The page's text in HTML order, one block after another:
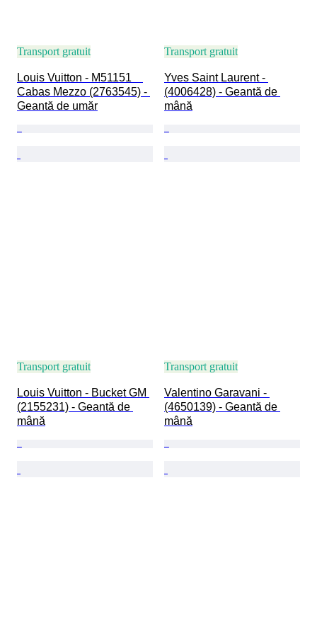
Transport gratuit
Louis Vuitton - M51151
Cabas Mezzo (2763545) -
Geantă de umăr
Transport gratuit
Yves Saint Laurent -
(4006428) - Geantă de
mână
Transport gratuit
Louis Vuitton - Bucket GM
(2155231) - Geantă de
mână
Transport gratuit
Valentino Garavani -
(4650139) - Geantă de
mână